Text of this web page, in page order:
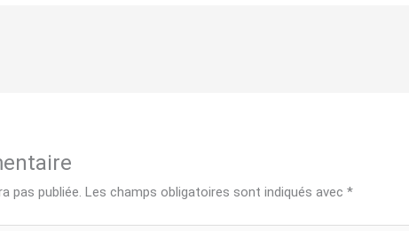
pas publiée. Les champs obligatoires sont indiqués avec*